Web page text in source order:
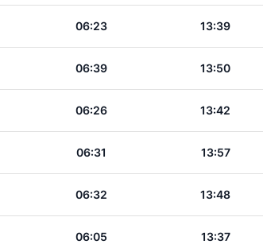
06:23 13:39
06:39 13:50
06:26 13:42
06:31 13:57
06:32 13:48
06:05 13:37